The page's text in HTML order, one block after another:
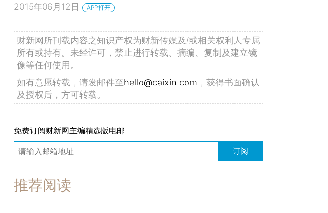
2015年06月12日 APP打开
财新网所刊载内容之知识产权为财新传媒及/或相关权利人专属
所有或持有。未经许可，禁止进行转载、摘编、复制及建立镜
像等任何使用。
如有意愿转载，请发邮件至hello@caixin.com ，获得书面确认
及授权后，方可转载。
免费订阅财新网主编精选版电邮
订阅
推荐阅读